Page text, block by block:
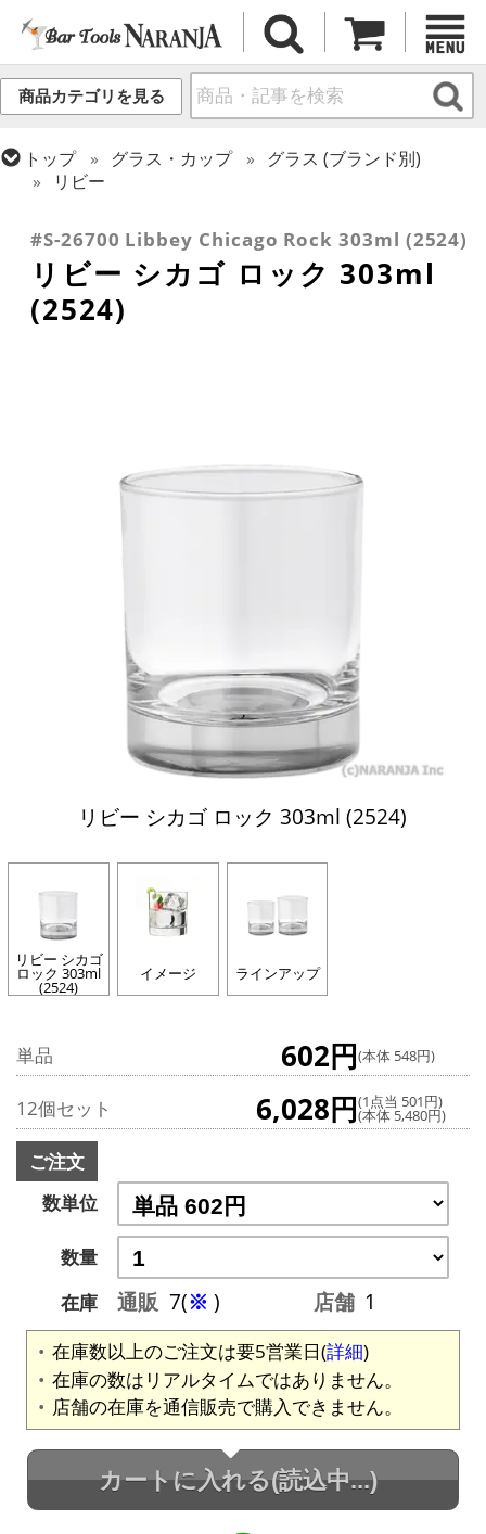
商品カテゴリを見る
トップ グラス・カップ
グラス (ブランド別)
リビー
ロックグラス
#S-26700 Libbey Chicago Rock 303ml (2524)
リビー シカゴ ロック 303ml
(2524)
リビー シカゴ ロック 303ml (2524)
リビー シカゴ
ロック 303ml
(2524)
イメージ ラインアップ
単品 602円(本体 548円)
12個セット 6,028円(1点当 501円)
(本体 5,480円)
ご注文
数単位
数量
在庫
通販 7(※ ) 店舗 1
在庫数以上のご注文は要5営業日(詳細)
在庫の数はリアルタイムではありません。
店舗の在庫を通信販売で購入できません。
カートに入れる(読込中...)